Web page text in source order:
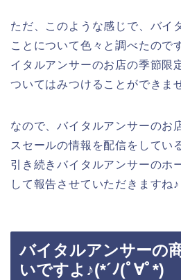
ただ、このような感じで、バイ
ことについて色々と調べたので
イタルアンサーのお店の季節限
ついてはみつけることができま
なので、バイタルアンサーのお
スセールの情報を配信をしてい
引き続きバイタルアンサーのホ
して報告させていただきますね♪
バイタルアンサーの
いですよ♪(*´ﾉ(ﾟ∀ﾟ*)